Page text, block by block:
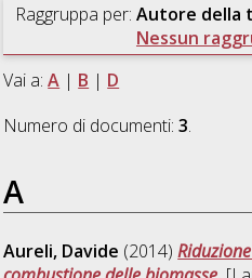
Raggruppa per: Autore della
Nessun
Vai a:A | B | D
Numero di documenti:3.
A
Aureli, Davide (2014)